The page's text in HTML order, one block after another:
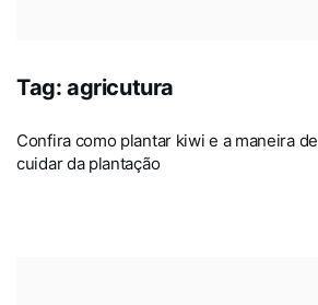
Tag: agricutura
Confira como plantar kiwi e a maneira de
cuidar da plantação